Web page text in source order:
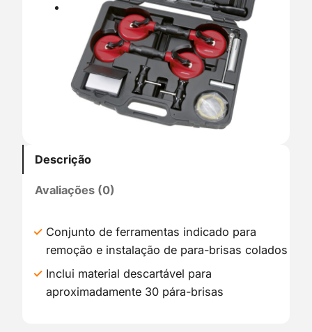
Descrição
Avaliações (0)
Conjunto de ferramentas indicado para
remoção e instalação de para-brisas colados
Inclui material descartável para
aproximadamente 30 pára-brisas